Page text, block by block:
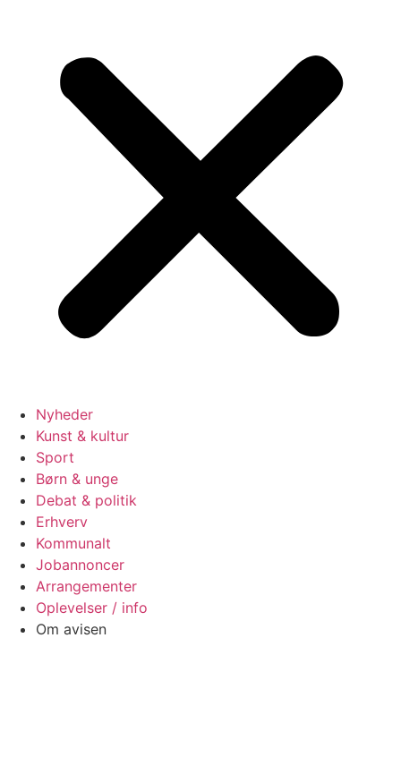
Nyheder
Kunst & kultur
Sport
Børn & unge
Debat & politik
Erhverv
Kommunalt
Jobannoncer
Arrangementer
Oplevelser / info
Om avisen